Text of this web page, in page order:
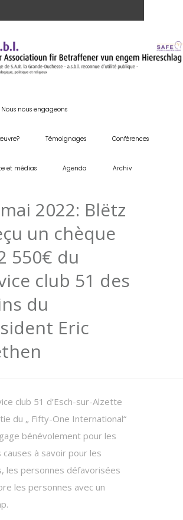
Nous nous engageons
Témoignages Conférences
et médias Agenda Archiv
2022: Blëtz
un chèque
550€ du
club 51 des
du
Eric
club 51 d’Esch-sur-Alzette
du „ Fifty-One International“
bénévolement pour les
causes à savoir pour les
les personnes défavorisées
les personnes avec un